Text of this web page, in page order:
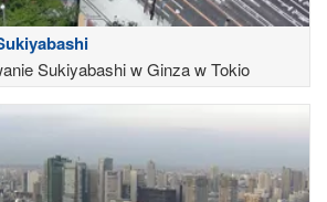
Sukiyabashi w Ginza w Tokio